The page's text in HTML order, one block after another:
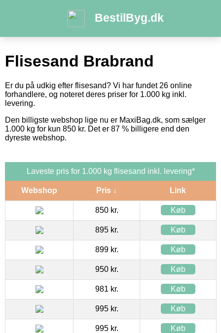
BestilByg.dk
Flisesand Brabrand
Er du på udkig efter flisesand? Vi har fundet 26 online
forhandlere, og noteret deres priser for 1.000 kg inkl.
levering.
Den billigste webshop lige nu er MaxiBag.dk, som sælger
1.000 kg for kun 850 kr. Det er 87 % billigere end den
dyreste webshop.
Laveste pris for 1.000 kg flisesand inkl. levering*
Webshop Pris ↓ Link
850 kr. Køb
895 kr. Køb
899 kr. Køb
950 kr. Køb
981 kr. Køb
995 kr. Køb
995 kr. Køb